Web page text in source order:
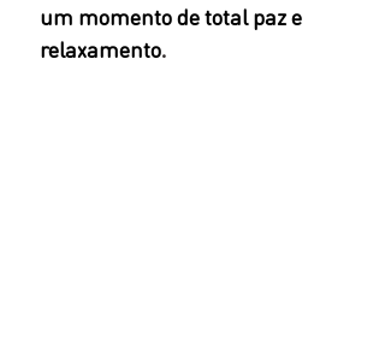
um momento de total paz e
relaxamento.